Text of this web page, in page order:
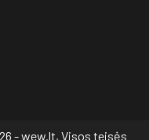
- wew.lt, Visos teisės